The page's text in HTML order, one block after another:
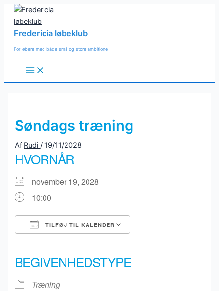
indholdet
Fredericia løbeklub
For løbere med både små og store ambitione
Main
Menu
Søndags træning
Af Rudi/19/11/2028
HVORNÅR
november 19, 2028
10:00
TILFØJ TIL KALENDER
BEGIVENHEDSTYPE
Træning